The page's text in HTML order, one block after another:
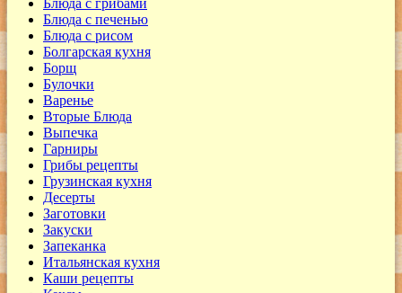
Блюда с печенью
Блюда с рисом
Болгарская кухня
Борщ
Булочки
Варенье
Вторые Блюда
Выпечка
Гарниры
Грибы рецепты
Грузинская кухня
Десерты
Заготовки
Закуски
Запеканка
Итальянская кухня
Каши рецепты